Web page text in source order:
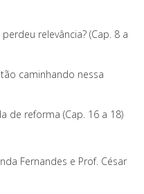
relevância? (Cap. 8 a
caminhando nessa
de reforma (Cap. 16 a 18)
Fernandes e Prof. César